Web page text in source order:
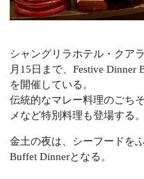
シャングリラホテル・クア
月15日まで、Festive Dinner
を開催している。
伝統的なマレー料理のごち
メなど特別料理も登場する。
金土の夜は、シーフードを
Buffet Dinnerとなる。